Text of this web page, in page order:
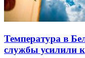
Температура в
службы усилили